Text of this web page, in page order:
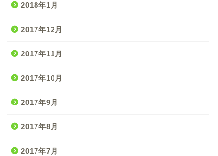
2018年1月
2017年12月
2017年11月
2017年10月
2017年9月
2017年8月
2017年7月